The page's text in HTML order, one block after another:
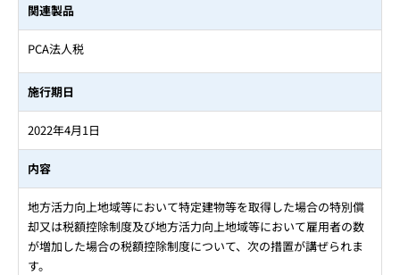
関連製品
PCA法人税
施行期日
2022年4月1日
内容
地方活力向上地域等において特定建物等を取得した場合の特別償
却又は税額控除制度及び地方活力向上地域等において雇用者の数
が増加した場合の税額控除制度について、次の措置が講ぜられま
す。